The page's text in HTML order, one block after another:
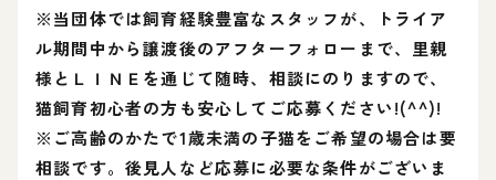
※当団体では飼育経験豊富なスタッフが、トライア
ル期間中から譲渡後のアフターフォローまで、里親
様とＬＩＮＥを通じて随時、相談にのりますので、
猫飼育初心者の方も安心してご応募ください!(^^)!
※ご高齢のかたで1歳未満の子猫をご希望の場合は要
相談です。後見人など応募に必要な条件がございま